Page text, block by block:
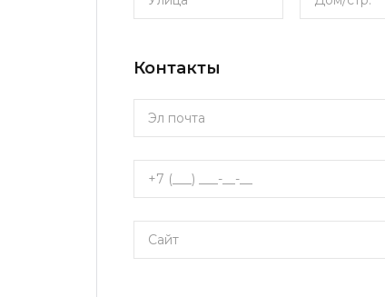
Контакты